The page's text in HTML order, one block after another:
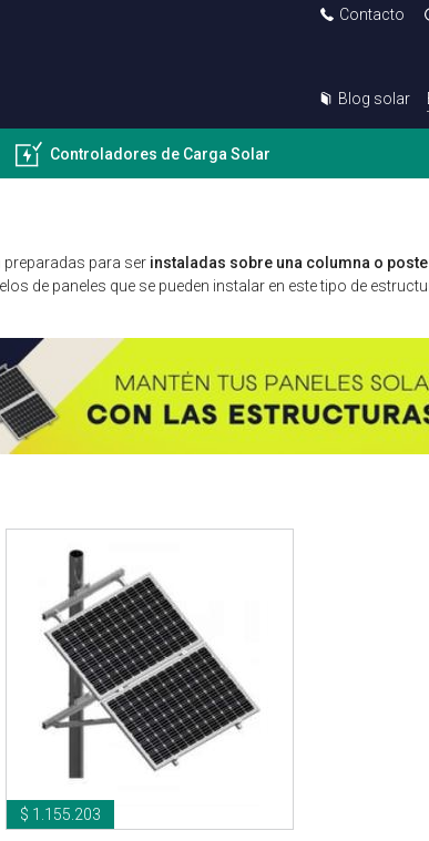
Contacto
Blog solar
Controladores de Carga Solar
preparadas para ser instaladas sobre una columna o
de paneles que se pueden instalar en este tipo de
$ 1.155.203